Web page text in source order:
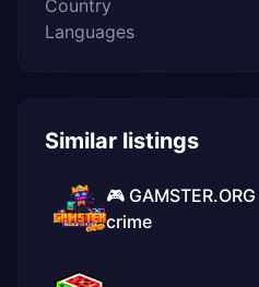
Country
Languages
Similar listings
🎮
crime